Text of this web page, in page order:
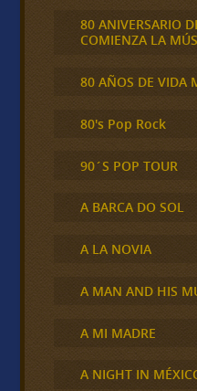
80 ANIVERSARIO
COMIENZA LA
80 AÑOS DE VIDA
80's Pop Rock
90´S POP TOUR
A BARCA DO SOL
A LA NOVIA
A MAN AND HIS
A MI MADRE
A NIGHT IN